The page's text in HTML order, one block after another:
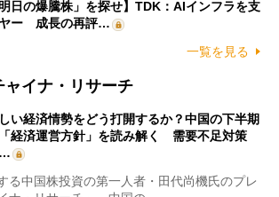
日の爆騰株」を探せ】TDK：AIインフラを支
ヤー 成長の再評…
一覧を見る
ャイナ・リサーチ
い経済情勢をどう打開するか？中国の下半期
経済運営方針」を読み解く 需要不足対策
る中国株投資の第一人者・田代尚機氏のプレ